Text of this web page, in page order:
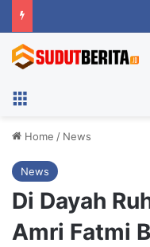
Home / News
News
Di Dayah
Amri Fatmi